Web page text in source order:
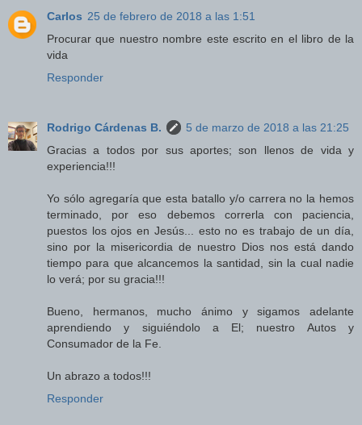
Carlos 25 de febrero de 2018 a las 1:51
Procurar que nuestro nombre este escrito en el libro de la
vida
Responder
Rodrigo Cárdenas B.
5 de marzo de 2018 a las 21:25
Gracias a todos por sus aportes; son llenos de vida y
experiencia!!!
Yo sólo agregaría que esta batallo y/o carrera no la hemos
terminado, por eso debemos correrla con paciencia,
puestos los ojos en Jesús... esto no es trabajo de un día,
sino por la misericordia de nuestro Dios nos está dando
tiempo para que alcancemos la santidad, sin la cual nadie
lo verá; por su gracia!!!
Bueno, hermanos, mucho ánimo y sigamos adelante
aprendiendo y siguiéndolo a El; nuestro Autos y
Consumador de la Fe.
Un abrazo a todos!!!
Responder